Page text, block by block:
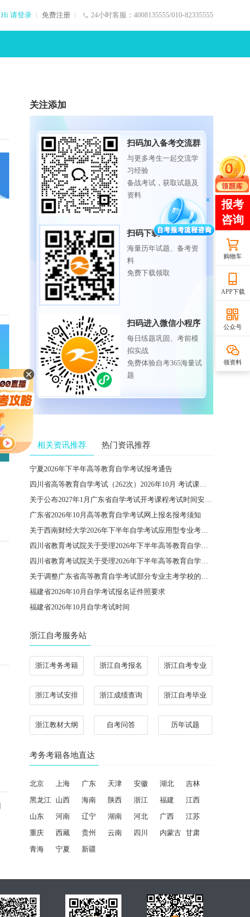
24小时客服：4008135555/010-82335555
Hi 请登录 免费注册
关注添加
扫码加入备考交流群
与更多考生一起交流学
习经验
备战考试，获取试题及
资料
扫码下载APP
海量历年试题、备考资
料
免费下载领取
扫码进入微信小程序
每日练题巩固、考前模
拟实战
免费体验自考365海量试
题
相关资讯推荐 热门资讯推荐
宁夏2026年下半年高等教育自学考试报考通告
四川省高等教育自学考试（262次）2026年10月 考试课程简表
关于公布2027年1月广东省自学考试开考课程考试时间安排和使用教材的通知
广东省2026年10月高等教育自学考试网上报名报考须知
关于西南财经大学2026年下半年自学考试应用型专业考籍更改办理的通知
四川省教育考试院关于受理2026年下半年高等教育自学考试省际转考申请的通告
四川省教育考试院关于受理2026年下半年高等教育自学考试考籍更改申请的通告
关于调整广东省高等教育自学考试部分专业主考学校的通知
福建省2026年10月自学考试报名证件照要求
福建省2026年10月自学考试时间
浙江自考服务站
浙江考务考籍 浙江自考报名 浙江自考专业
浙江考试安排 浙江成绩查询 浙江自考毕业
浙江教材大纲 自考问答 历年试题
考务考籍各地直达
北京 上海 广东 天津 安徽 湖北 吉林
黑龙江 山西 海南 陕西 浙江 福建 江西
山东 河南 辽宁 湖南 河北 广西 江苏
重庆 西藏 贵州 云南 四川 内蒙古 甘肃
青海 宁夏 新疆
购物车
APP下载
公众号
领资料